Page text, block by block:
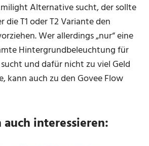
Alternative sucht, der sollte
die T1 oder T2 Variante den
Wer allerdings „nur“ eine
Hintergrundbeleuchtung für
und dafür nicht zu viel Geld
kann auch zu den Govee Flow
interessieren: